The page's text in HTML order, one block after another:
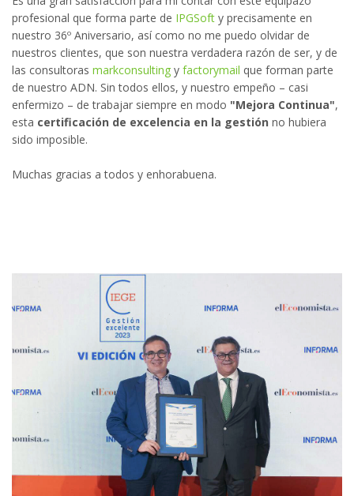
profesional que forma parte de IPGSoft y precisamente en
nuestro 36º Aniversario, así como no me puedo olvidar de
nuestros clientes, que son nuestra verdadera razón de ser, y de
las consultoras markconsulting y factorymail que forman parte
de nuestro ADN. Sin todos ellos, y nuestro empeño – casi
enfermizo – de trabajar siempre en modo "Mejora Continua",
esta certificación de excelencia en la gestión no hubiera
sido imposible.
Muchas gracias a todos y enhorabuena.